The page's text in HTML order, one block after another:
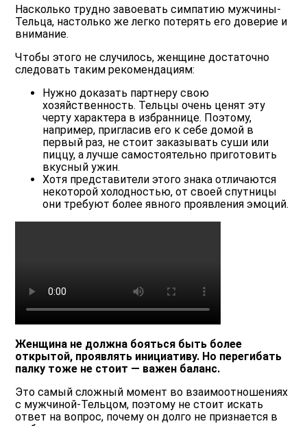
Насколько трудно завоевать симпатию мужчины-
Тельца, настолько же легко потерять его доверие и
внимание.
Чтобы этого не случилось, женщине достаточно
следовать таким рекомендациям:
Нужно доказать партнеру свою
хозяйственность. Тельцы очень ценят эту
черту характера в избраннице. Поэтому,
например, пригласив его к себе домой в
первый раз, не стоит заказывать суши или
пиццу, а лучше самостоятельно приготовить
вкусный ужин.
Хотя представители этого знака отличаются
некоторой холодностью, от своей спутницы
они требуют более явного проявления эмоций.
Женщина не должна бояться быть более
открытой, проявлять инициативу. Но перегибать
палку тоже не стоит — важен баланс.
Это самый сложный момент во взаимоотношениях
с мужчиной-Тельцом, поэтому не стоит искать
ответ на вопрос, почему он долго не признается в